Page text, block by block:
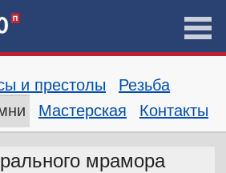
и престолы
Резьба
Мастерская Контакты
мрамора